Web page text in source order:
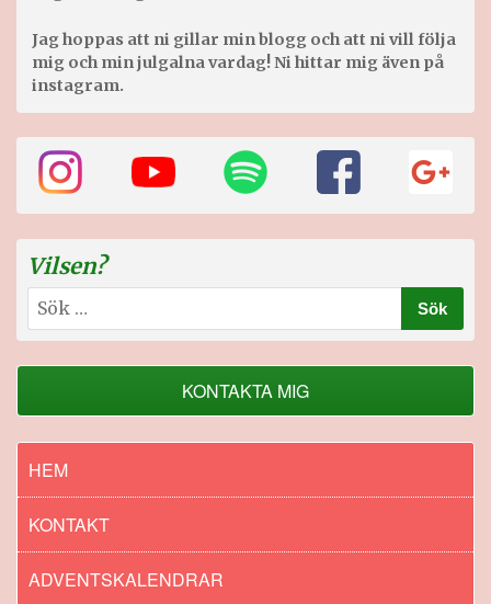
Jag hoppas att ni gillar min blogg och att ni vill följa
mig och min julgalna vardag! Ni hittar mig även på
instagram.
Vilsen?
Sök
efter:
KONTAKTA MIG
HEM
KONTAKT
ADVENTSKALENDRAR